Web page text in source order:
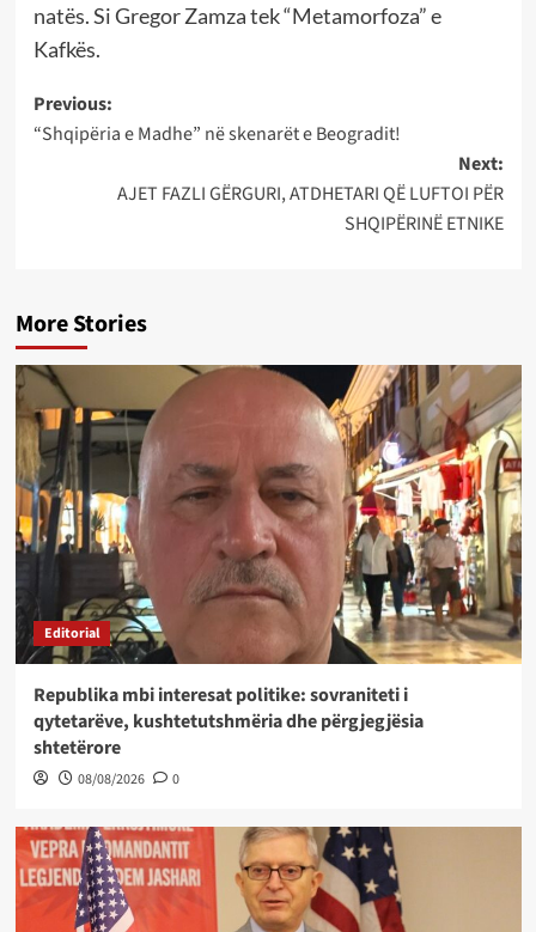
natës. Si Gregor Zamza tek “Metamorfoza” e
Kafkës.
Post
navigation
Previous:
“Shqipëria e Madhe” në skenarët e Beogradit!
Next:
AJET FAZLI GËRGURI, ATDHETARI QË LUFTOI PËR
SHQIPËRINË ETNIKE
More Stories
Editorial
Republika mbi interesat politike: sovraniteti i
qytetarëve, kushtetutshmëria dhe përgjegjësia
shtetërore
08/08/2026 0